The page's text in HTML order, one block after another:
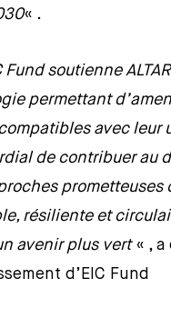
« .
Fund soutienne
permettant
avec leur
de contribuer au
prometteuses
résiliente et
avenir plus vert« , a
d’EIC Fund